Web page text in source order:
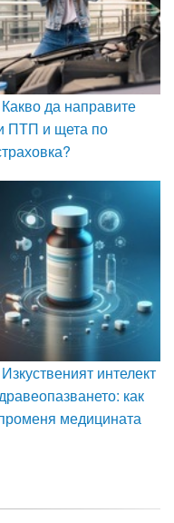
Какво да направите
ПТП и щета по
Изкуственият интелект
как
медицината